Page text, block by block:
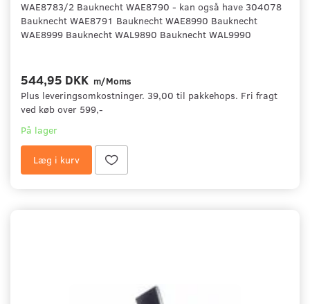
WAE8783/2 Bauknecht WAE8790 - kan også have 304078
Bauknecht WAE8791 Bauknecht WAE8990 Bauknecht
WAE8999 Bauknecht WAL9890 Bauknecht WAL9990
544,95 DKK m/Moms
Plus leveringsomkostninger. 39,00 til pakkehops. Fri fragt
ved køb over 599,-
På lager
Læg i kurv